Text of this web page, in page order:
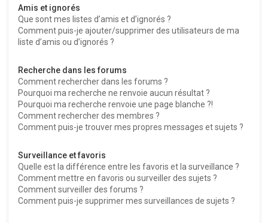
Amis et ignorés
Que sont mes listes d’amis et d’ignorés ?
Comment puis-je ajouter/supprimer des utilisateurs de ma
liste d’amis ou d’ignorés ?
Recherche dans les forums
Comment rechercher dans les forums ?
Pourquoi ma recherche ne renvoie aucun résultat ?
Pourquoi ma recherche renvoie une page blanche ?!
Comment rechercher des membres ?
Comment puis-je trouver mes propres messages et sujets ?
Surveillance et favoris
Quelle est la différence entre les favoris et la surveillance ?
Comment mettre en favoris ou surveiller des sujets ?
Comment surveiller des forums ?
Comment puis-je supprimer mes surveillances de sujets ?